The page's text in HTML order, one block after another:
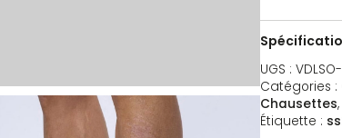
UGS :
Catégories :
Chausettes,
Étiquette :
Couleur Taille